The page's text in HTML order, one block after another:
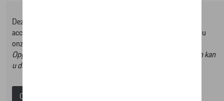
Deze online shop biedt u enkel een selectie uit ons Tequipment
accessoire gamma, om het volledige gamma te ontdekken kan u
onze Tequipment accessoire zoeker raadplegen.
Opgelet, door op deze link te klikken verlaat u de online shop en kan
u dus geen artikels online bestellen.
Catalogus Porsche